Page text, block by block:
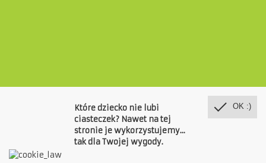
OK :)
Które dziecko nie lubi
ciasteczek? Nawet na tej
stronie je wykorzystujemy...
tak dla Twojej wygody.